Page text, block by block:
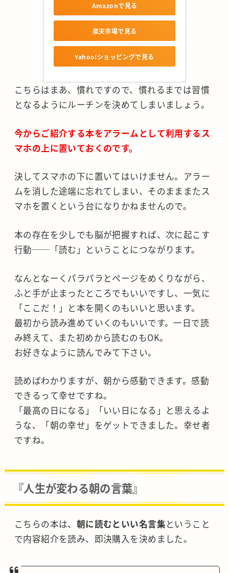
Amazonで見る
楽天市場で見る
Yahoo!ショッピングで見る
こちらはまあ、慣れですので、慣れるまでは習慣
となるようにルーチンを決めてしまいましょう。
今からご紹介する本をアラームとして利用するス
マホの上に置いておく のです。
決してスマホの下に置いてはいけません。アラー
ムを消した途端に忘れてしまい、そのまままたス
マホを置くという台になりかねませんので。
本の存在を少しでも脳が把握すれば、次に起こす
行動──「読む」ということにつながります。
なんとなーくパラパラとページをめくりながら、
ふと手が止まったところでもいいですし、一気に
「ここだ！」と本を開くのもいいと思います。
最初から読み進めていくのもいいです。一日で読
み終えて、また初めから読むのもOK。
お好きなように読んでみて下さい。
読めばわかりますが、朝から感動できます。感動
できるって幸せですね。
「最高の日になる」「いい日になる」と思えるよ
うな、「朝の幸せ」をゲットできました。幸せ者
ですね。
『人生が変わる朝の言葉』
こちらの本は、 朝に読むといい名言集ということ
で内容紹介を読み、即決購入を決めました。